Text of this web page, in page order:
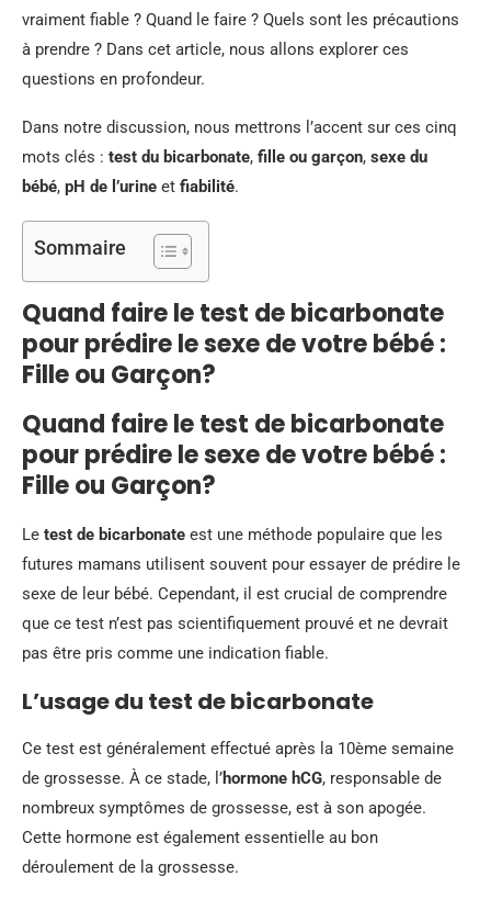
vraiment fiable ? Quand le faire ? Quels sont les précautions
à prendre ? Dans cet article, nous allons explorer ces
questions en profondeur.
Dans notre discussion, nous mettrons l’accent sur ces cinq
mots clés : test du bicarbonate, fille ou garçon, sexe du
bébé, pH de l’urine et fiabilité.
Sommaire
Quand faire le test de bicarbonate
pour prédire le sexe de votre bébé :
Fille ou Garçon?
Quand faire le test de bicarbonate
pour prédire le sexe de votre bébé :
Fille ou Garçon?
Le test de bicarbonate est une méthode populaire que les
futures mamans utilisent souvent pour essayer de prédire le
sexe de leur bébé. Cependant, il est crucial de comprendre
que ce test n’est pas scientifiquement prouvé et ne devrait
pas être pris comme une indication fiable.
L’usage du test de bicarbonate
Ce test est généralement effectué après la 10ème semaine
de grossesse. À ce stade, l’hormone hCG, responsable de
nombreux symptômes de grossesse, est à son apogée.
Cette hormone est également essentielle au bon
déroulement de la grossesse.